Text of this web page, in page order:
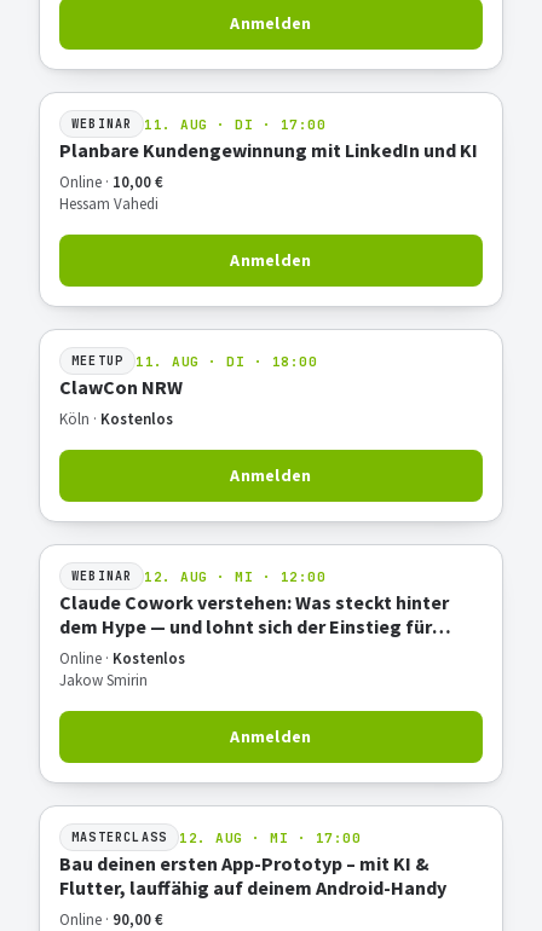
Anmelden
WEBINAR 11. AUG · DI · 17:00
Planbare Kundengewinnung mit LinkedIn und KI
Online · 10,00 €
Hessam Vahedi
Anmelden
MEETUP 11. AUG · DI · 18:00
ClawCon NRW
Köln · Kostenlos
Anmelden
WEBINAR 12. AUG · MI · 12:00
Claude Cowork verstehen: Was steckt hinter
dem Hype — und lohnt sich der Einstieg für
deine Arbeit?
Online · Kostenlos
Jakow Smirin
Anmelden
MASTERCLASS 12. AUG · MI · 17:00
Bau deinen ersten App-Prototyp – mit KI &
Flutter, lauffähig auf deinem Android-Handy
Online · 90,00 €